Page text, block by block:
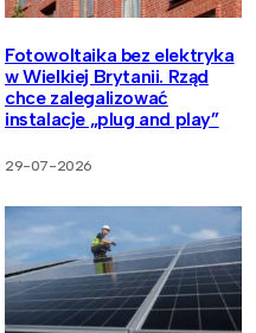
Fotowoltaika bez elektryka
w Wielkiej Brytanii. Rząd
chce zalegalizować
instalacje „plug and play”
29-07-2026